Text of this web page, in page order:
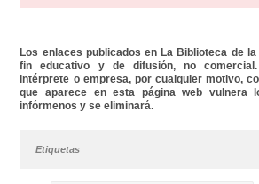
Los enlaces publicados en La Biblioteca de
fin educativo y de difusión, no
intérprete o empresa, por cualquier motivo,
que aparece en esta página web vulnera
infórmenos y se eliminará.
Etiquetas